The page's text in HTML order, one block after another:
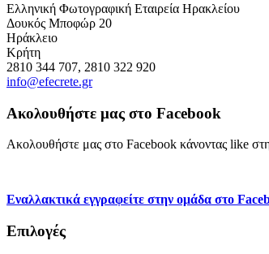
Ελληνική Φωτογραφική Εταιρεία Ηρακλείου
Δουκός Μποφώρ 20
Ηράκλειο
Κρήτη
2810 344 707, 2810 322 920
info@efecrete.gr
Ακολουθήστε μας στο Facebook
Ακολουθήστε μας στο Facebook κάνοντας like
Εναλλακτικά εγγραφείτε στην ομάδα στο
Επιλογές